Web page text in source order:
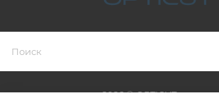
2026 © OPTICUT